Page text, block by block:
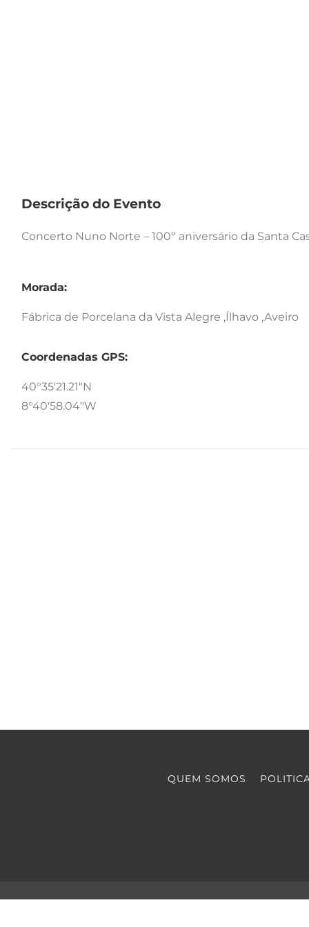
Descrição do Evento
Concerto Nuno Norte – 100º aniversário da Santa
Morada:
Fábrica de Porcelana da Vista Alegre ,Ílhavo ,Aveiro
Coordenadas GPS:
40°35'21.21"N
8°40'58.04"W
QUEM SOMOS